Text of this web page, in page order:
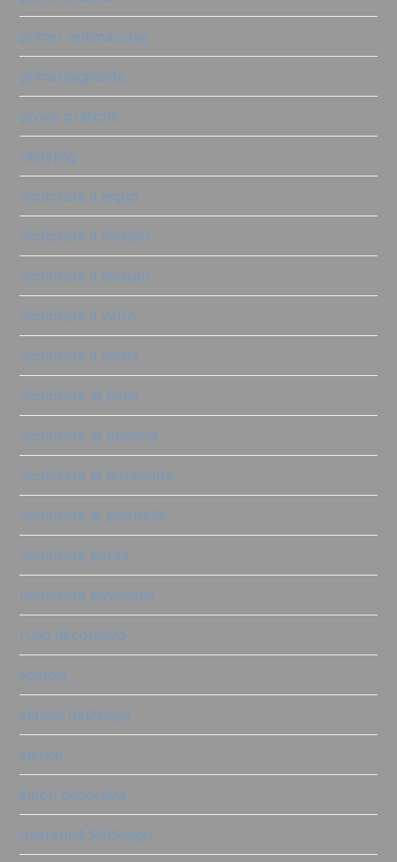
primer antimacchia
primer|sigillante
prove pratiche
restyling
ricolorare il legno
ricolorare il metallo
ricolorare il tessuto
ricolorare il vetro
ricolorare il vimini
ricolorare la pelle
ricolorare la plastica
ricolorare la terracotta
ricolorare le piastrelle
ricolorare pareti
ricolorare pavimenti
rullo decorativo
scatole
stampi ReDesign
stencil
timbri decorativi
trasferibili ReDesign